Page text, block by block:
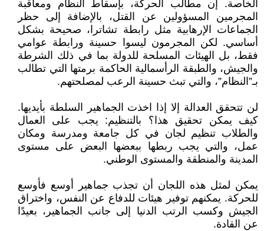
الخاصة. إن مطالب الحركة، بإسقاط النظام ومعاقبة
المجرمين المسؤولين عن القتل، بالإضافة إلى حظر
الجماعات الإرهابية مثل رابطة تشاترا، صحيحة بشكل
أساسي. لكن المجرمون ليسوا حسينة ورابطة عوامي
فقط، بل الهيئات المسلحة للدولة بما في ذلك الشرطة
والجيش، والطبقة الرأسمالية الحاكمة برمتها التي تطالب
بـ”النظام”، والتي تبث حسينة الرعب لمصلحتهم.
لن تتحقق العدالة إلا إذا اخذت الجماهير السلطة بأيديها.
كيف يمكن تحقيق هذا؟ بالتنظيم: يجب على العمال
والطلاب تنظيم لجان في كل جامعة ومدرسة ومكان
عمل، والتي يجب ربطها ببعضها البعض على مستوى
المدينة والمنطقة والمستوى الوطني.
يمكن لمثل هذه اللجان أن تجذب جماهير أوسع فأوسع
للحركة. يمكنهم توفير هيئات للدفاع عن النفس، واختراق
الجيش وكسب الرتب الدنيا إلى جانب الجماهير، بعيدًا
عن القادة.